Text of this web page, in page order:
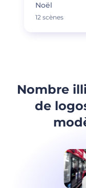
Noël
12 scènes
Nombre
de